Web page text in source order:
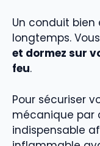
Un conduit
longtemps. Vous
et dormez sur
feu.
Pour sécuriser
mécanique par
indispensable